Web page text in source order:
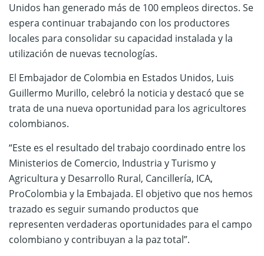
Unidos han generado más de 100 empleos directos. Se
espera continuar trabajando con los productores
locales para consolidar su capacidad instalada y la
utilización de nuevas tecnologías.
El Embajador de Colombia en Estados Unidos, Luis
Guillermo Murillo, celebró la noticia y destacó que se
trata de una nueva oportunidad para los agricultores
colombianos.
“Este es el resultado del trabajo coordinado entre los
Ministerios de Comercio, Industria y Turismo y
Agricultura y Desarrollo Rural, Cancillería, ICA,
ProColombia y la Embajada. El objetivo que nos hemos
trazado es seguir sumando productos que
representen verdaderas oportunidades para el campo
colombiano y contribuyan a la paz total”.